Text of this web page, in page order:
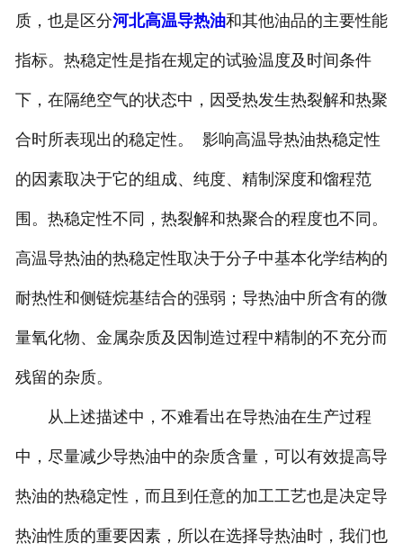
质，也是区分河北高温导热油和其他油品的主要性能
指标。热稳定性是指在规定的试验温度及时间条件
下，在隔绝空气的状态中，因受热发生热裂解和热聚
合时所表现出的稳定性。 影响高温导热油热稳定性
的因素取决于它的组成、纯度、精制深度和馏程范
围。热稳定性不同，热裂解和热聚合的程度也不同。
高温导热油的热稳定性取决于分子中基本化学结构的
耐热性和侧链烷基结合的强弱；导热油中所含有的微
量氧化物、金属杂质及因制造过程中精制的不充分而
残留的杂质。
从上述描述中，不难看出在导热油在生产过程
中，尽量减少导热油中的杂质含量，可以有效提高导
热油的热稳定性，而且到任意的加工工艺也是决定导
热油性质的重要因素，所以在选择导热油时，我们也